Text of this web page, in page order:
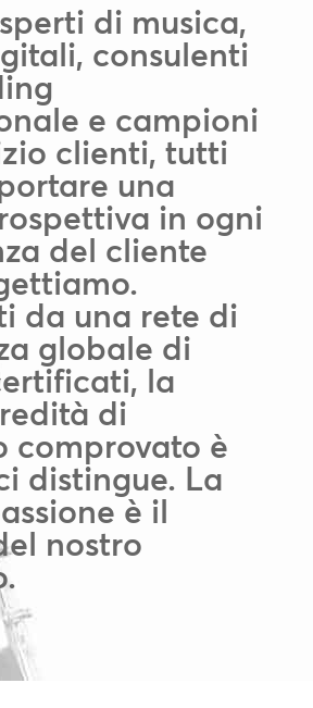
di musica,
consulenti
e campioni
clienti, tutti
una
in ogni
del cliente
da una rete di
globale di
la
di
comprovato è
distingue. La
è il
nostro